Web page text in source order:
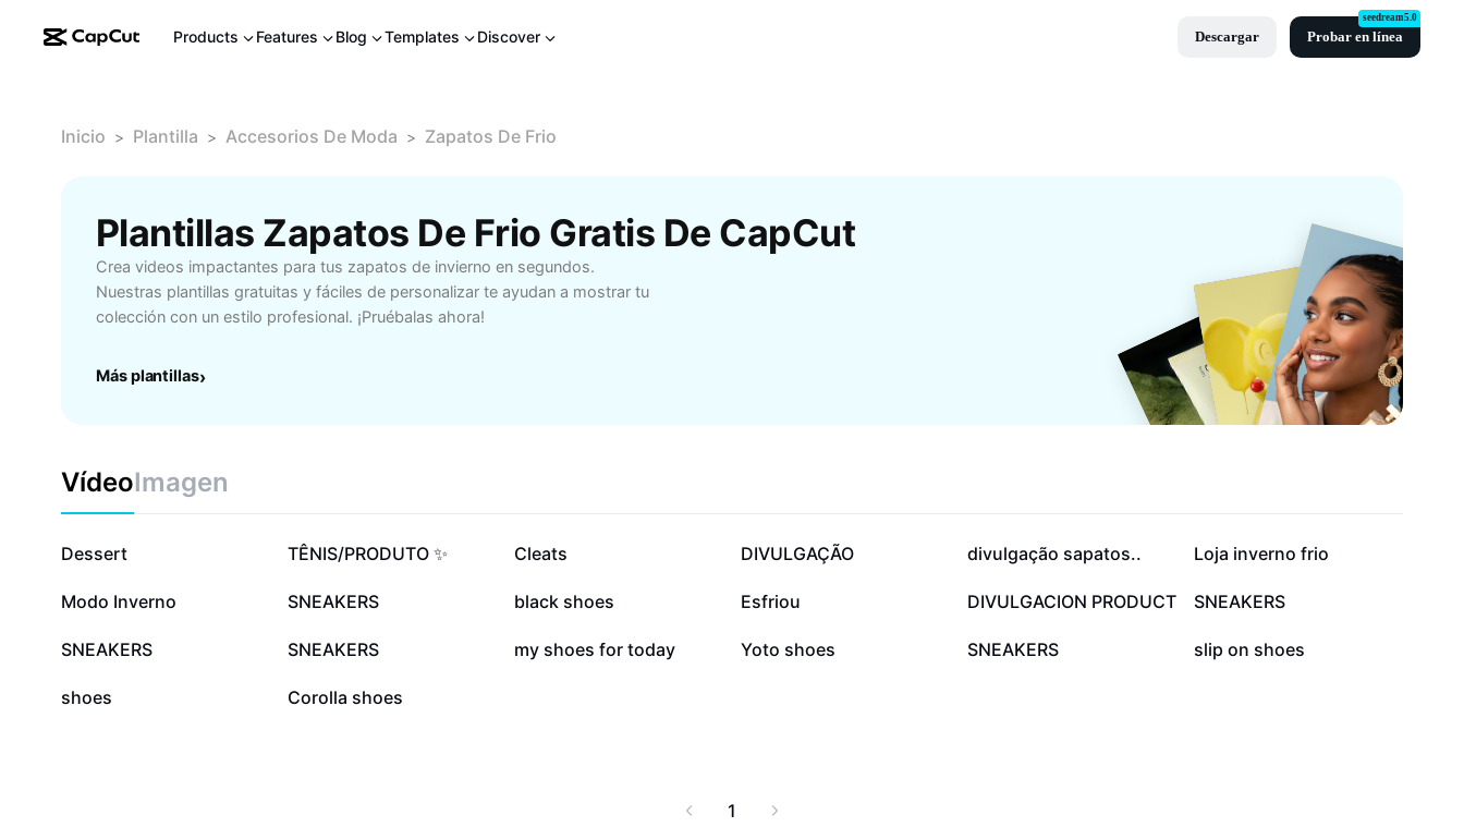
Products Features Blog Templates Discover Descargar Probar en línea
seedream5.0
Inicio > Plantilla > Accesorios De Moda > Zapatos De Frio
Plantillas Zapatos De Frio Gratis De CapCut
Crea videos impactantes para tus zapatos de invierno en segundos.
Nuestras plantillas gratuitas y fáciles de personalizar te ayudan a mostrar tu
colección con un estilo profesional. ¡Pruébalas ahora!
Más plantillas›
VídeoImagen
49,2 mil
Dessert 44,6 mil
TÊNIS/PRODUTO ✨ 23 mil
Cleats 16,9 mil
DIVULGAÇÃO 7,3 mil
divulgação sapatos.. 4,8 mil
Loja inverno frio
4,7 mil
Modo Inverno 2,8 mil
SNEAKERS 1,8 mil
black shoes 1 mil
Esfriou 703
DIVULGACION PRODUCT 300
SNEAKERS
152
SNEAKERS 99
SNEAKERS 91
my shoes for today 85
Yoto shoes 60
SNEAKERS 37
slip on shoes
34
shoes 8
Corolla shoes
1